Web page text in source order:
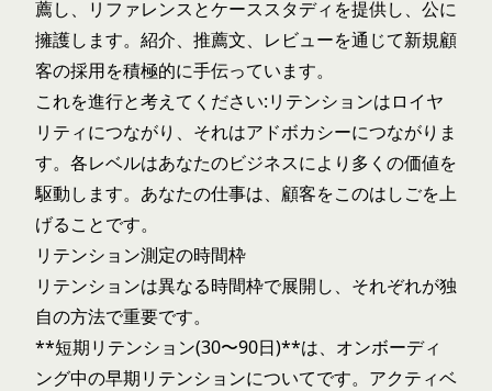
薦し、リファレンスとケーススタディを提供し、公に
擁護します。紹介、推薦文、レビューを通じて新規顧
客の採用を積極的に手伝っています。
これを進行と考えてください:リテンションはロイヤ
リティにつながり、それはアドボカシーにつながりま
す。各レベルはあなたのビジネスにより多くの価値を
駆動します。あなたの仕事は、顧客をこのはしごを上
げることです。
リテンション測定の時間枠
リテンションは異なる時間枠で展開し、それぞれが独
自の方法で重要です。
**短期リテンション(30〜90日)**は、オンボーディ
ング中の早期リテンションについてです。アクティベ